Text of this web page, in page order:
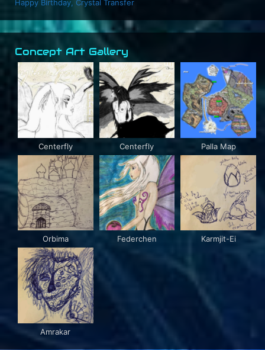
Happy Birthday, Crystal Transfer
Concept Art Gallery
Centerfly Centerfly Palla Map
Orbima Federchen Karmjit-Ei
Amrakar